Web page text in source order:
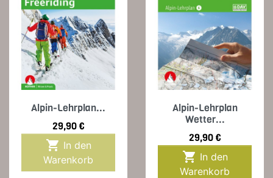
Alpin-Lehrplan...
Preis
29,90 €

Warenkorb
Alpin-Lehrplan
Wetter...
Preis
29,90 €

Warenkorb